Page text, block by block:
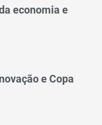
economia e
e Copa